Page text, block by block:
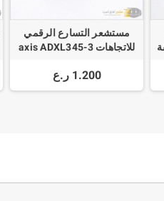
مستشعر التسارع الرقمي
للاتجاهات 3-axis ADXL345
1.200 ر.ع